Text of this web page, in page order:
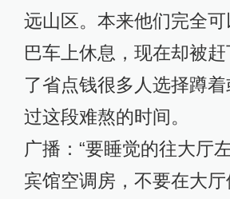
远山区。本来他们完全
巴车上休息，现在却被
了省点钱很多人选择蹲
过这段难熬的时间。
广播：“要睡觉的往大厅
宾馆空调房，不要在大厅